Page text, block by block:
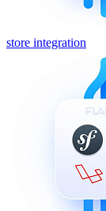
store integration